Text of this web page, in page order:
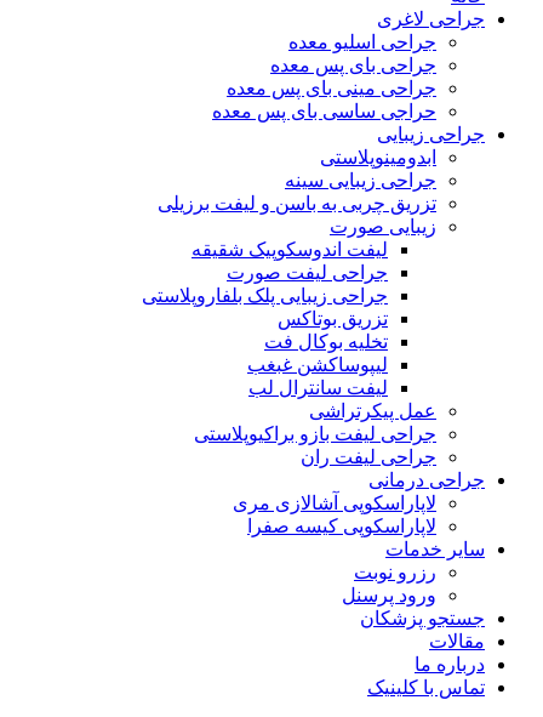
جراحی لاغری
جراحی اسلیو معده
جراحی بای پس معده
جراحی مینی بای پس معده
حراجی ساسی بای پس معده
جراحی زیبایی
ابدومینوپلاستی
جراحی زیبایی سینه
تزریق چربی به باسن و لیفت برزیلی
زیبایی صورت
لیفت اندوسکوپیک شقیقه
جراحی لیفت صورت
جراحی زیبایی پلک بلفاروپلاستی
تزریق بوتاکس
تخلیه بوکال فت
لیپوساکشن غبغب
لیفت سانترال لب
عمل پیکرتراشی
جراحی لیفت بازو براکیوپلاستی
جراحی لیفت ران
جراحی درمانی
لاپاراسکوپی آشالازی مری
لاپاراسکوپی کیسه صفرا
سایر خدمات
رزرو نوبت
ورود پرسنل
جستجو پزشکان
مقالات
درباره ما
تماس با کلینیک